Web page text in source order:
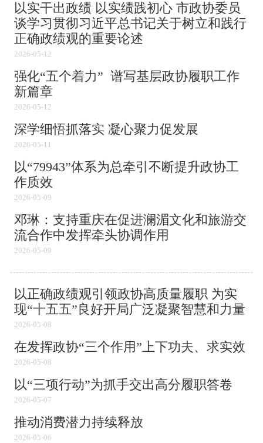
以实干出政绩 以实绩践初心 市政协委员
谈学习贯彻习近平总书记关于树立和践行
正确政绩观的重要论述
2026-05-12
强化“五个着力” 谱写基层政协履职工作
新篇章
2026-05-12
深学细悟抓落实 凝心聚力促发展
2026-05-11
以“79943”体系为总牵引不断提升政协工
作质效
2026-05-09
邓琳：支持重庆在促进澜湄文化和旅游交
流合作中发挥牵头协调作用
2026-05-09
以正确政绩观引领政协高质量履职 为实
现“十五五”良好开局广泛凝聚智慧和力量
2026-05-08
在发挥政协“三个作用”上下功夫、求实效
2026-05-08
以“三项行动”为抓手交出高分履职答卷
2026-05-07
推动消费潜力持续释放
2026-05-06